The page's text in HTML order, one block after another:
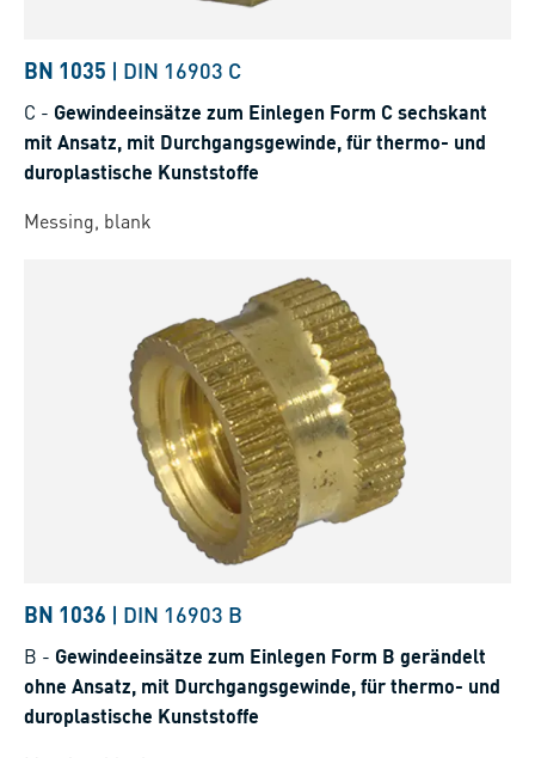
BN 1035 | DIN 16903 C
C - Gewindeeinsätze zum Einlegen Form C sechskant
mit Ansatz, mit Durchgangsgewinde, für thermo- und
duroplastische Kunststoffe
Messing, blank
BN 1036 | DIN 16903 B
B - Gewindeeinsätze zum Einlegen Form B gerändelt
ohne Ansatz, mit Durchgangsgewinde, für thermo- und
duroplastische Kunststoffe